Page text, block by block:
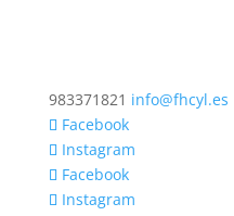
983371821 info@fhcyl.es
Facebook
Instagram
Facebook
Instagram